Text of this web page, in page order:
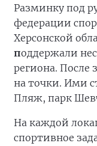
Разминку под
федерации
Херсонской
поддержали
региона. После
на точки. Ими
Пляж, парк
На каждой
спортивное